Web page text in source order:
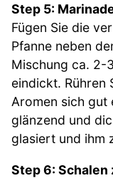
Step 5:
Fügen Sie die
Pfanne neben
Mischung ca. 2-
eindickt. Rühren
Aromen sich gut
glänzend und
glasiert und ihm
Step 6: